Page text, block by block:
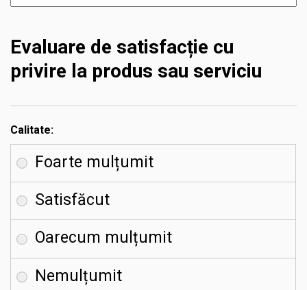
Evaluare de satisfacție cu
privire la produs sau serviciu
Calitate: